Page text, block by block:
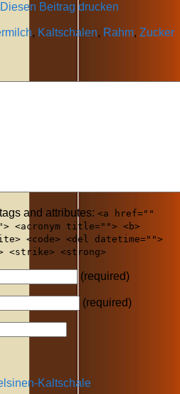
Diesen Beitrag drucken
, Kaltschalen, Rahm, Zucker
tags and attributes: <a href=""
title=""> <b>
<code> <del datetime="">
<strike> <strong>
(required)
(required)
Kaltschale